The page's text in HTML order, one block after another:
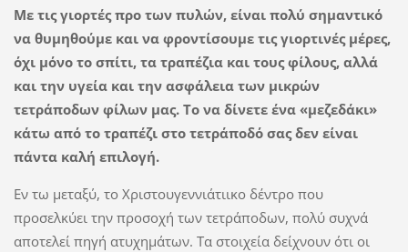
Με τις γιορτές προ των πυλών, είναι πολύ σημαντικό
να θυμηθούμε και να φροντίσουμε τις γιορτινές μέρες,
όχι μόνο το σπίτι, τα τραπέζια και τους φίλους, αλλά
και την υγεία και την ασφάλεια των μικρών
τετράποδων φίλων μας. Το να δίνετε ένα «μεζεδάκι»
κάτω από το τραπέζι στο τετράποδό σας δεν είναι
πάντα καλή επιλογή.
Εν τω μεταξύ, το Χριστουγεννιάτιικο δέντρο που
προσελκύει την προσοχή των τετράποδων, πολύ συχνά
αποτελεί πηγή ατυχημάτων. Τα στοιχεία δείχνουν ότι οι